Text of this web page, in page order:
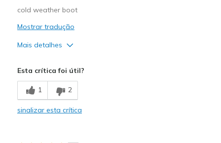
cold weather boot
Mostrar tradução
Mais detalhes
Sizing
Feels full size too small
Esta crítica foi útil?
1 2
sinalizar esta crítica